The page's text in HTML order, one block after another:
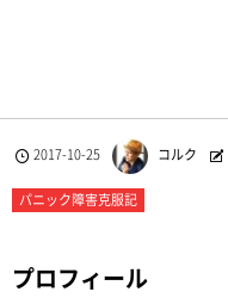
2017-10-25 コルク
パニック障害克服記
プロフィール